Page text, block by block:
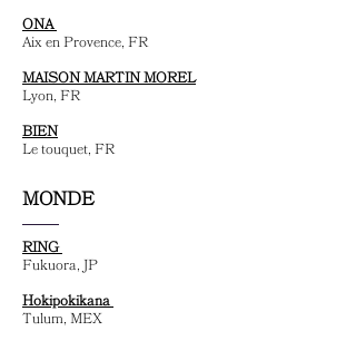
ONA
Aix en Provence, FR
MAISON MARTIN MOREL
Lyon, FR
BIEN
Le touquet, FR
MONDE
RING
Fukuora, JP
Hokipokikana
Tulum, MEX